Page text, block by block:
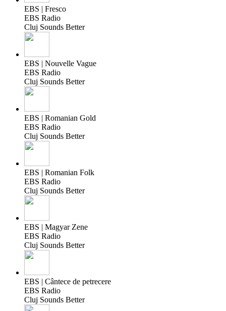
EBS | Fresco
EBS Radio
Cluj Sounds Better
EBS | Nouvelle Vague
EBS Radio
Cluj Sounds Better
EBS | Romanian Gold
EBS Radio
Cluj Sounds Better
EBS | Romanian Folk
EBS Radio
Cluj Sounds Better
EBS | Magyar Zene
EBS Radio
Cluj Sounds Better
EBS | Cântece de petrecere
EBS Radio
Cluj Sounds Better